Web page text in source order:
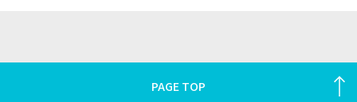
PAGE TOP